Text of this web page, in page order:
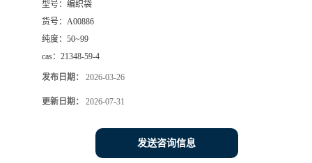
型号： 编织袋
货号： A00886
纯度： 50~99
cas： 21348-59-4
发布日期： 2026-03-26
更新日期： 2026-07-31
发送咨询信息